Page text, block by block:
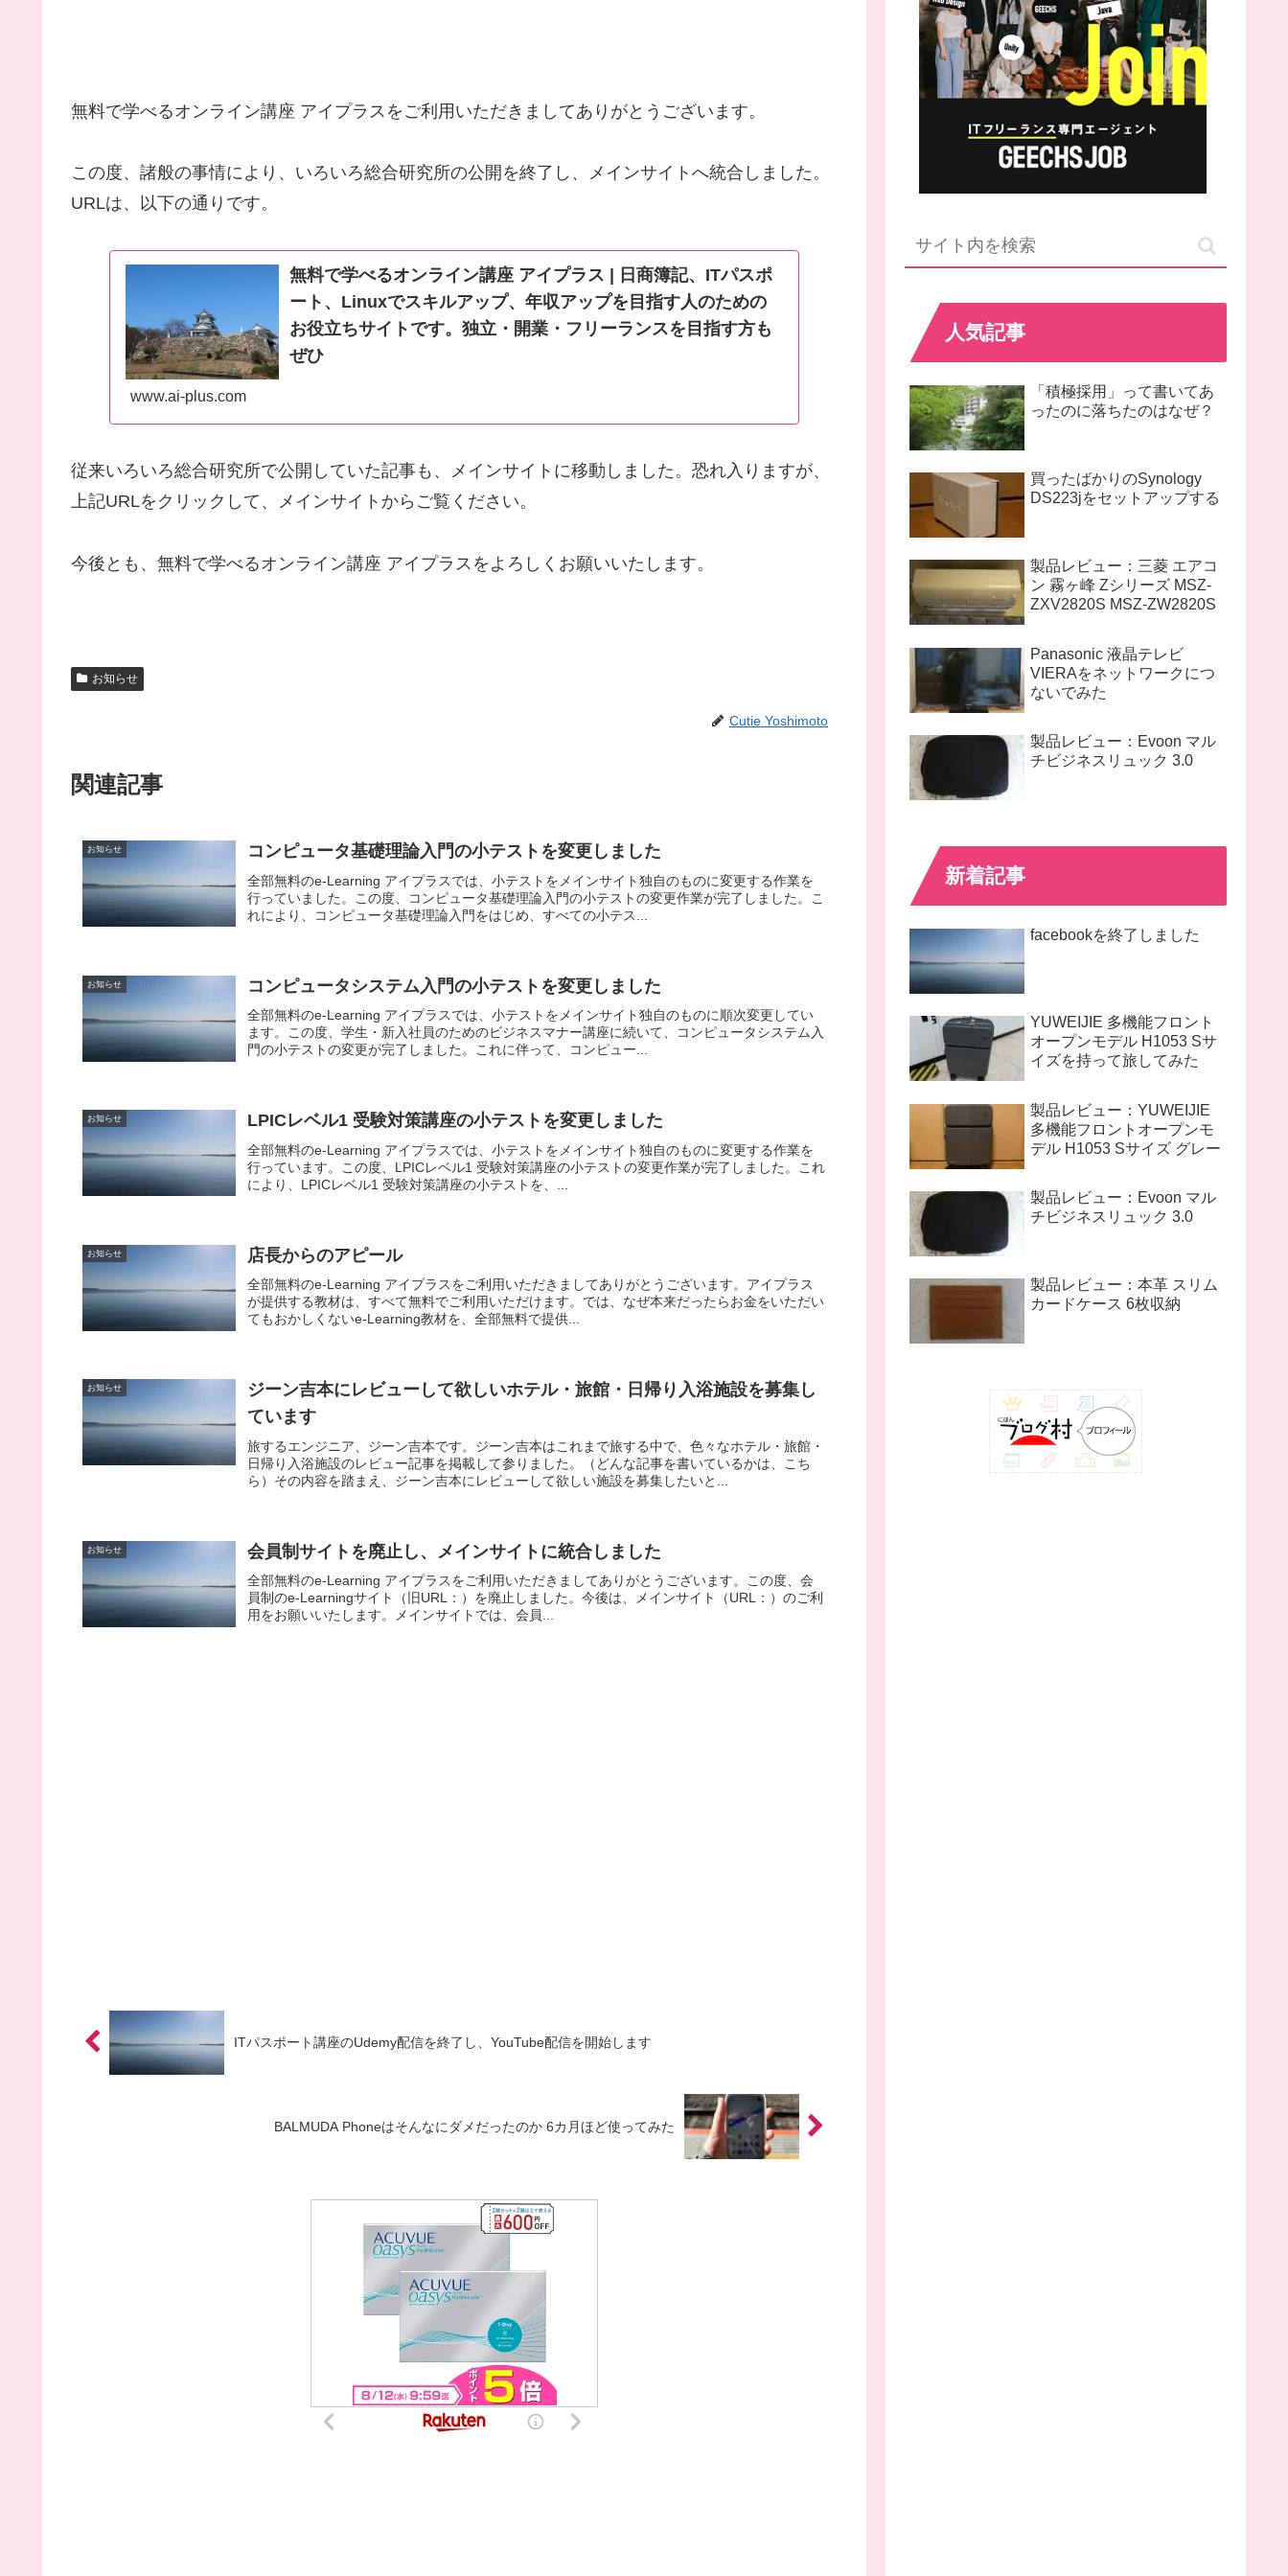
無料で学べるオンライン講座 アイプラスをご利用いただきましてありがとうございます。
この度、諸般の事情により、いろいろ総合研究所の公開を終了し、メインサイトへ統合しました。
URLは、以下の通りです。
無料で学べるオンライン講座 アイプラス | 日商簿記、ITパスポ
ート、Linuxでスキルアップ、年収アップを目指す人のための
お役立ちサイトです。独立・開業・フリーランスを目指す方も
ぜひ
www.ai-plus.com
従来いろいろ総合研究所で公開していた記事も、メインサイトに移動しました。恐れ入りますが、
上記URLをクリックして、メインサイトからご覧ください。
今後とも、無料で学べるオンライン講座 アイプラスをよろしくお願いいたします。
お知らせ
Cutie Yoshimoto
関連記事
お知らせ コンピュータ基礎理論入門の小テストを変更しました
全部無料のe-Learning アイプラスでは、小テストをメインサイト独自のものに変更する作業を
行っていました。この度、コンピュータ基礎理論入門の小テストの変更作業が完了しました。こ
れにより、コンピュータ基礎理論入門をはじめ、すべての小テス...
お知らせ コンピュータシステム入門の小テストを変更しました
全部無料のe-Learning アイプラスでは、小テストをメインサイト独自のものに順次変更してい
ます。この度、学生・新入社員のためのビジネスマナー講座に続いて、コンピュータシステム入
門の小テストの変更が完了しました。これに伴って、コンピュー...
お知らせ LPICレベル1 受験対策講座の小テストを変更しました
全部無料のe-Learning アイプラスでは、小テストをメインサイト独自のものに変更する作業を
行っています。この度、LPICレベル1 受験対策講座の小テストの変更作業が完了しました。これ
により、LPICレベル1 受験対策講座の小テストを、...
お知らせ 店長からのアピール
全部無料のe-Learning アイプラスをご利用いただきましてありがとうございます。アイプラス
が提供する教材は、すべて無料でご利用いただけます。では、なぜ本来だったらお金をいただい
てもおかしくないe-Learning教材を、全部無料で提供...
お知らせ
ジーン吉本にレビューして欲しいホテル・旅館・日帰り入浴施設を募集し
ています
旅するエンジニア、ジーン吉本です。ジーン吉本はこれまで旅する中で、色々なホテル・旅館・
日帰り入浴施設のレビュー記事を掲載して参りました。（どんな記事を書いているかは、こち
ら）その内容を踏まえ、ジーン吉本にレビューして欲しい施設を募集したいと...
お知らせ 会員制サイトを廃止し、メインサイトに統合しました
全部無料のe-Learning アイプラスをご利用いただきましてありがとうございます。この度、会
員制のe-Learningサイト（旧URL：）を廃止しました。今後は、メインサイト（URL：）のご利
用をお願いいたします。メインサイトでは、会員...
ITパスポート講座のUdemy配信を終了し、YouTube配信を開始します
BALMUDA Phoneはそんなにダメだったのか 6カ月ほど使ってみた
人気記事
「積極採用」って書いてあ
ったのに落ちたのはなぜ？
買ったばかりのSynology
DS223jをセットアップする
製品レビュー：三菱 エアコ
ン 霧ヶ峰 Zシリーズ MSZ-
ZXV2820S MSZ-ZW2820S
Panasonic 液晶テレビ
VIERAをネットワークにつ
ないでみた
製品レビュー：Evoon マル
チビジネスリュック 3.0
新着記事
facebookを終了しました
YUWEIJIE 多機能フロント
オープンモデル H1053 Sサ
イズを持って旅してみた
製品レビュー：YUWEIJIE
多機能フロントオープンモ
デル H1053 Sサイズ グレー
製品レビュー：Evoon マル
チビジネスリュック 3.0
製品レビュー：本革 スリム
カードケース 6枚収納